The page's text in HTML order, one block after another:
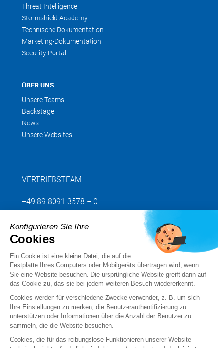
Threat Intelligence
Stormshield Academy
Technische Dokumentation
Marketing-Dokumentation
Security Portal
ÜBER UNS
Unsere Teams
Backstage
News
Unsere Websites
VERTRIEBSTEAM
+49 89 8091 3578 – 0
Senden Sie uns Ihre Anfrage
Folgen Sie uns
Konfigurieren Sie Ihre
Cookies
Ein Cookie ist eine kleine Datei, die auf die
Festplatte Ihres Computers oder Mobilgeräts übertragen wird, wenn
Sie eine Website besuchen. Die ursprüngliche Website greift dann auf
das Cookie zu, das sie bei jedem weiteren Besuch wiedererkennt.
Cookies werden für verschiedene Zwecke verwendet, z. B. um sich
Ihre Einstellungen zu merken, die Benutzerauthentifizierung zu
unterstützen oder Informationen über die Anzahl der Benutzer zu
sammeln, die die Website besuchen.
Cookies, die für das reibungslose Funktionieren unserer Website